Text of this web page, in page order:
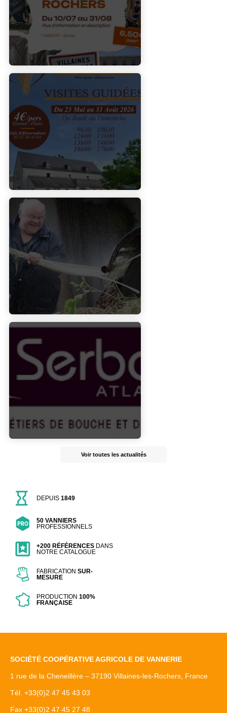
Voir toutes les actualités
DEPUIS1849
50 VANNIERS
PROFESSIONNELS
+200 RÉFÉRENCES DANS
NOTRE CATALOGUE
FABRICATIONSUR-
MESURE
PRODUCTION100%
FRANÇAISE
SOCIÉTÉ COOPÉRATIVE AGRICOLE DE VANNERIE
1 rue de la Cheneillère – 37190 Villaines-les-Rochers, France
Tél. +33(0)2 47 45 43 03
Fax +33(0)2 47 45 27 48